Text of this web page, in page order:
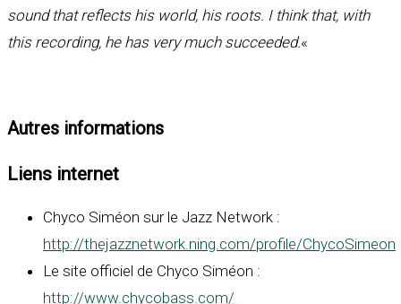
sound that reflects his world, his roots. I think that, with
this recording, he has very much succeeded.«
Autres informations
Liens internet
Chyco Siméon sur le Jazz Network :
http://thejazznetwork.ning.com/profile/ChycoSimeon
Le site officiel de Chyco Siméon :
http://www.chycobass.com/